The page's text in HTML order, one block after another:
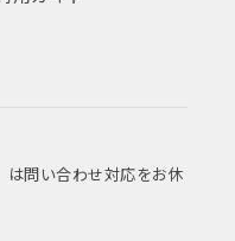
問い合わせ対応をお休